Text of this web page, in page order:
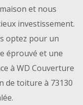
et nous
investissement.
optez pour un
éprouvé et une
à WD Couverture
de toiture à 73130